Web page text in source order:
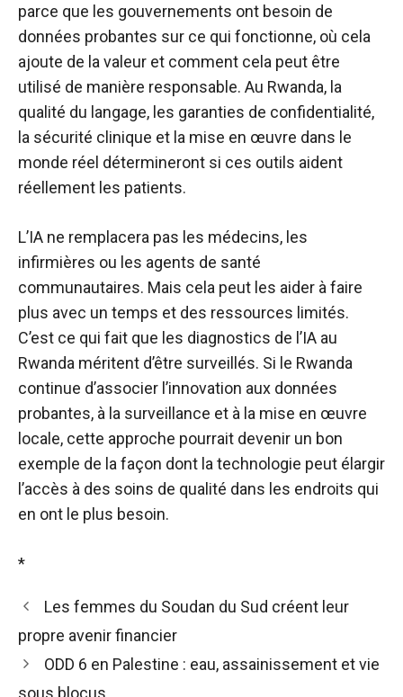
parce que les gouvernements ont besoin de
données probantes sur ce qui fonctionne, où cela
ajoute de la valeur et comment cela peut être
utilisé de manière responsable. Au Rwanda, la
qualité du langage, les garanties de confidentialité,
la sécurité clinique et la mise en œuvre dans le
monde réel détermineront si ces outils aident
réellement les patients.
L’IA ne remplacera pas les médecins, les
infirmières ou les agents de santé
communautaires. Mais cela peut les aider à faire
plus avec un temps et des ressources limités.
C’est ce qui fait que les diagnostics de l’IA au
Rwanda méritent d’être surveillés. Si le Rwanda
continue d’associer l’innovation aux données
probantes, à la surveillance et à la mise en œuvre
locale, cette approche pourrait devenir un bon
exemple de la façon dont la technologie peut élargir
l’accès à des soins de qualité dans les endroits qui
en ont le plus besoin.
*
Les femmes du Soudan du Sud créent leur
propre avenir financier
ODD 6 en Palestine : eau, assainissement et vie
sous blocus